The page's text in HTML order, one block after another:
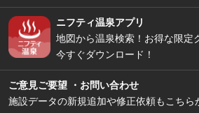
ニフティ温泉アプリ
地図から温泉検索！お得な限定
今すぐダウンロード！
ご意見ご要望 ・お問い合わせ
施設データの新規追加や修正依頼もこちら